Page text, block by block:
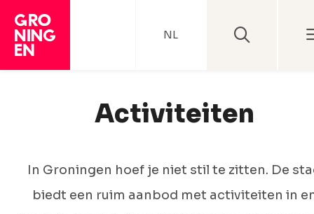
NL
Activiteiten
In Groningen hoef je niet stil te zitten. De
biedt een ruim aanbod met activiteiten in